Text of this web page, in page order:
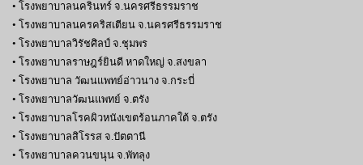
• โรงพยาบาลนครินทร์ จ.นครศรีธรรมราช
• โรงพยาบาลนครคริสเตียน จ.นครศรีธรรมราช
• โรงพยาบาลวิรัชศิลป์ จ.ชุมพร
• โรงพยาบาลราษฎร์ยินดี หาดใหญ่ จ.สงขลา
• โรงพยาบาล วัฒนแพทย์อ่าวนาง จ.กระบี่
• โรงพยาบาลวัฒนแพทย์ จ.ตรัง
• โรงพยาบาลโรคผิวหนังเขตร้อนภาคใต้ จ.ตรัง
• โรงพยาบาลสิโรรส จ.ปัตตานี
• โรงพยาบาลควนขนุน จ.พัทลุง